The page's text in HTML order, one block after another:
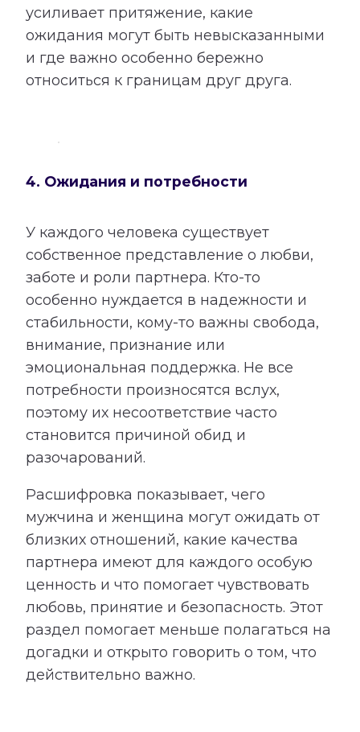
усиливает притяжение, какие
ожидания могут быть невысказанными
и где важно особенно бережно
относиться к границам друг друга.
4. Ожидания и потребности
У каждого человека существует
собственное представление о любви,
заботе и роли партнера. Кто-то
особенно нуждается в надежности и
стабильности, кому-то важны свобода,
внимание, признание или
эмоциональная поддержка. Не все
потребности произносятся вслух,
поэтому их несоответствие часто
становится причиной обид и
разочарований.
Расшифровка показывает, чего
мужчина и женщина могут ожидать от
близких отношений, какие качества
партнера имеют для каждого особую
ценность и что помогает чувствовать
любовь, принятие и безопасность. Этот
раздел помогает меньше полагаться на
догадки и открыто говорить о том, что
действительно важно.